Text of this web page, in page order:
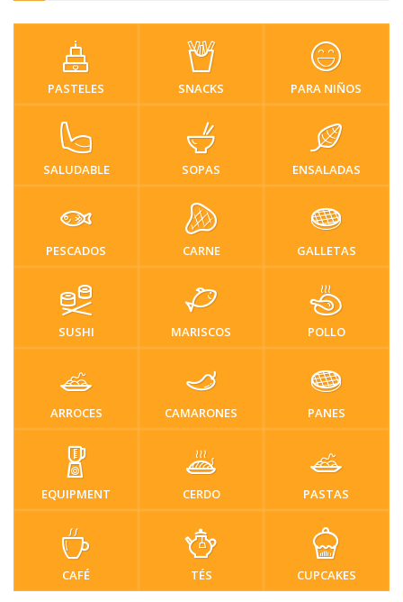
PASTELES SNACKS PARA NIÑOS
SALUDABLE SOPAS ENSALADAS
PESCADOS CARNE GALLETAS
SUSHI MARISCOS POLLO
ARROCES CAMARONES PANES
EQUIPMENT CERDO PASTAS
CAFÉ TÉS CUPCAKES